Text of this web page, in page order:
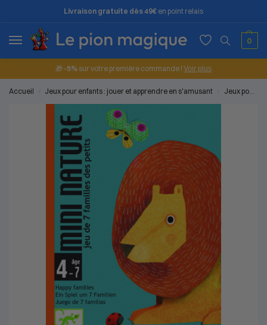
Livraison gratuite dès 49€ en point relais
0
🎁 -5% sur votre première commande ! Voir plus
Accueil Jeux pour enfants : jouer et apprendre en s'amusant Jeux pour les petits (2 à 4 ans)